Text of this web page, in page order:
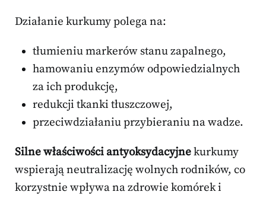
Działanie kurkumy polega na:
tłumieniu markerów stanu zapalnego,
hamowaniu enzymów odpowiedzialnych
za ich produkcję,
redukcji tkanki tłuszczowej,
przeciwdziałaniu przybieraniu na wadze.
Silne właściwości antyoksydacyjnekurkumy
wspierają neutralizację wolnych rodników, co
korzystnie wpływa na zdrowie komórek i